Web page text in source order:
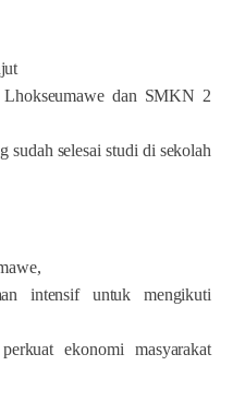
Lhokseumawe dan SMKN 2
sudah selesai studi di sekolah
intensif untuk mengikuti
ekonomi masyarakat